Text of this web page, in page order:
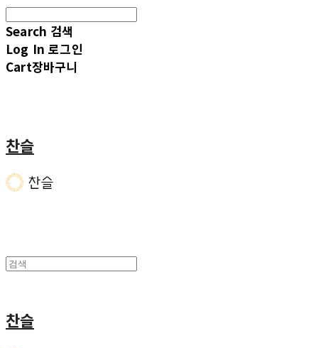
Search 검색
Log In 로그인
Cart장바구니
찬슬
찬슬